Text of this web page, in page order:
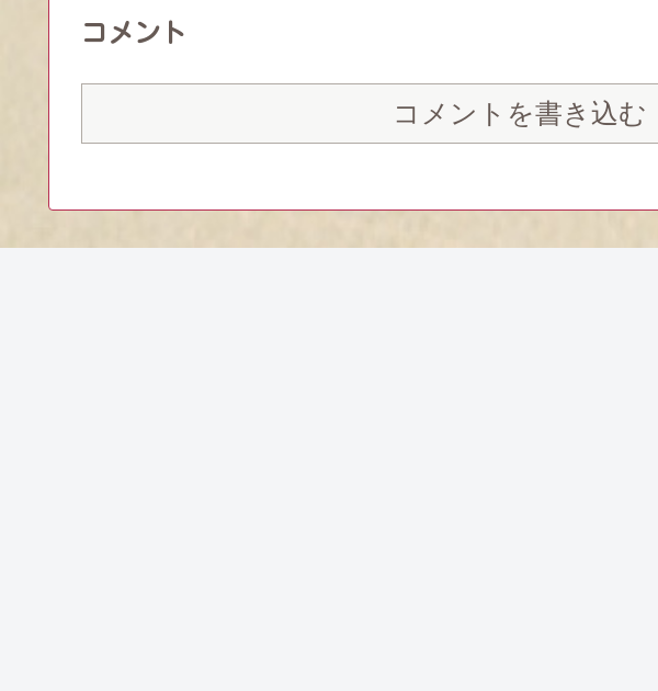
コメント
コメントを書き込む